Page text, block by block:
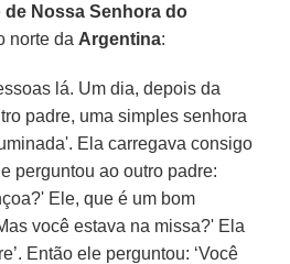
de Nossa Senhora do
norte da Argentina:
lá. Um dia, depois da
padre, uma simples senhora
Ela carregava consigo
perguntou ao outro padre:
Ele, que é um bom
você estava na missa?' Ela
Então ele perguntou: ‘Você